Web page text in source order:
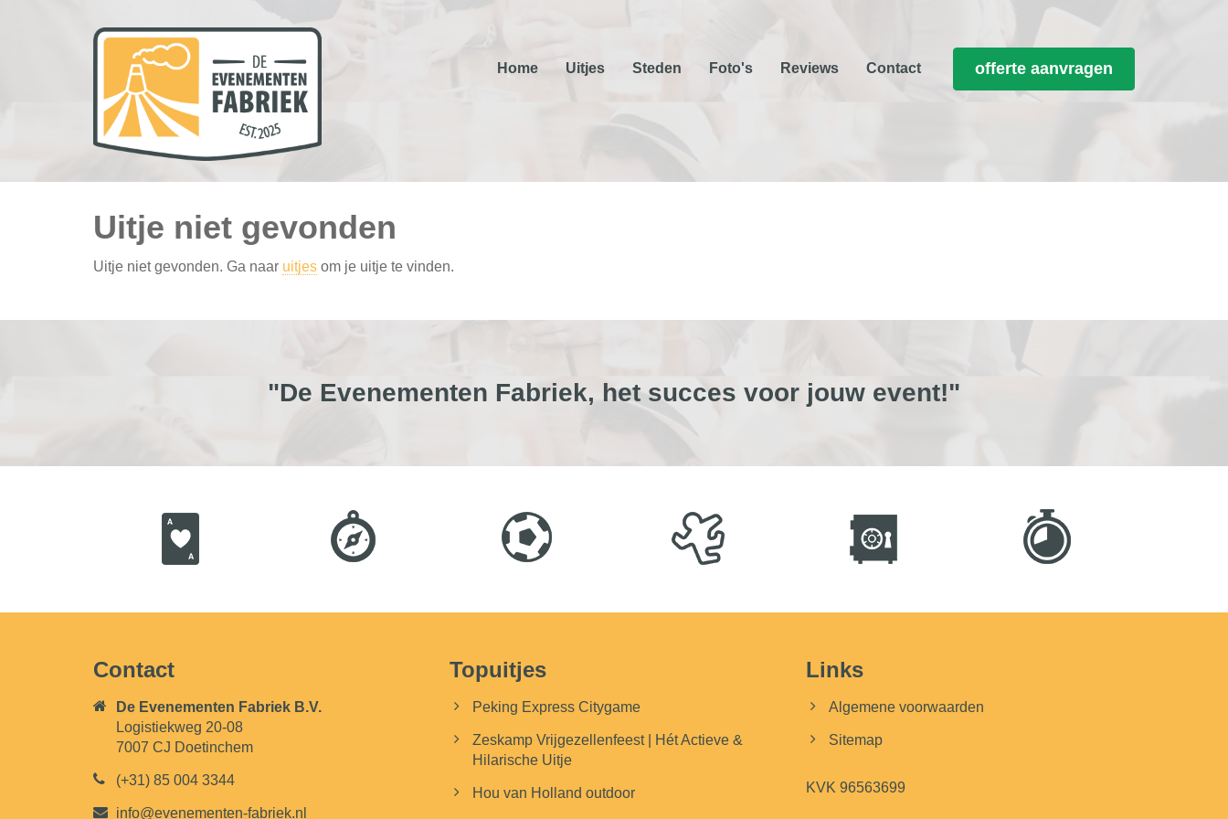
Home Uitjes Steden Foto's Reviews Contact offerte aanvragen
Uitje niet gevonden
Uitje niet gevonden. Ga naar uitjes om je uitje te vinden.
"De Evenementen Fabriek, het succes voor jouw event!"
Contact
De Evenementen Fabriek B.V.
Logistiekweg 20-08
7007 CJ Doetinchem
(+31) 85 004 3344
info@evenementen-fabriek.nl
Topuitjes
Peking Express Citygame
Zeskamp Vrijgezellenfeest | Hét Actieve &
Hilarische Uitje
Hou van Holland outdoor
Links
Algemene voorwaarden
Sitemap
KVK 96563699